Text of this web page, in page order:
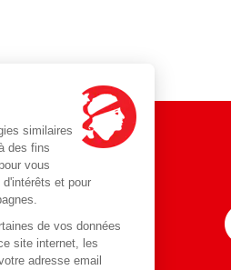
similaires
des fins
vous
et pour
de vos données
site internet, les
adresse email